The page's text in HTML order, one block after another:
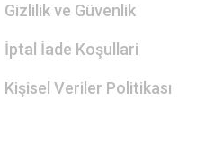
Gizlilik ve Güvenlik
İptal İade Koşullari
Kişisel Veriler Politikası